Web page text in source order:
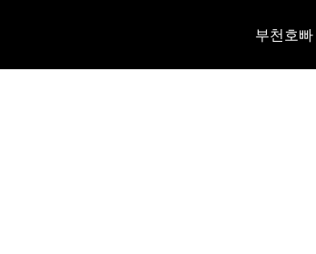
부천호빠